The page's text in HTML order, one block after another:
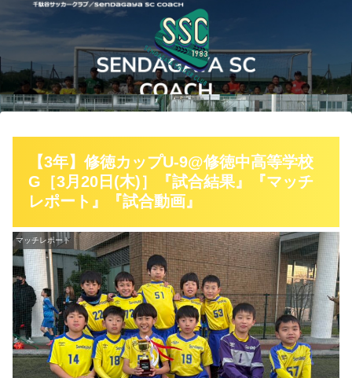
【3年】修徳カップU-9@修徳中高等学校
G［3月20日(木)］『試合結果』『マッチ
レポート』『試合動画』
マッチレポート